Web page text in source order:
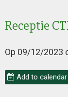
Receptie
Op 09/12/2023
Add to calendar